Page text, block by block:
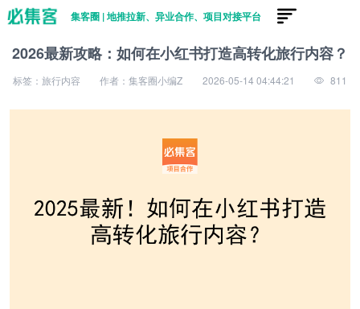
集客圈 | 地推拉新、异业合作、项目对接平台
2026最新攻略：如何在小红书打造高转化旅行内容？
标签：旅行内容 作者：集客圈小编Z 2026-05-14 04:44:21 811